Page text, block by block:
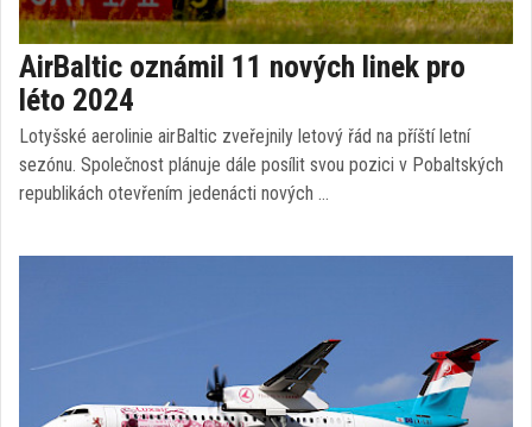
AirBaltic oznámil 11 nových linek pro
léto 2024
Lotyšské aerolinie airBaltic zveřejnily letový řád na příští letní
sezónu. Společnost plánuje dále posílit svou pozici v Pobaltských
republikách otevřením jedenácti nových …